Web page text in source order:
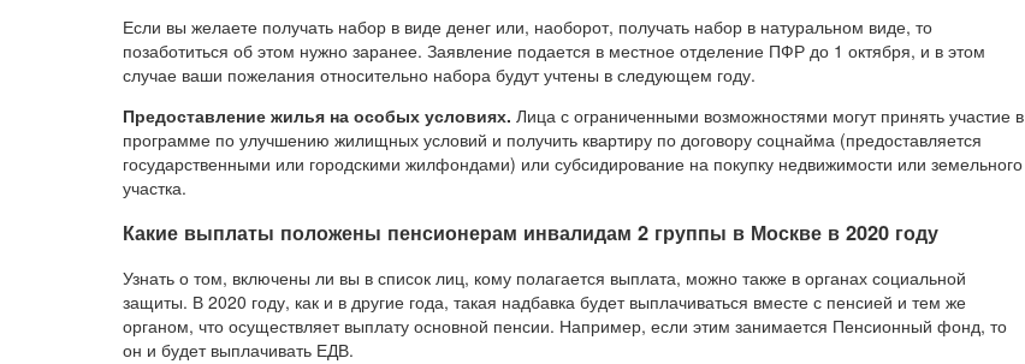
Если вы желаете получать набор в виде денег или, наоборот, получать набор в натуральном виде, то
позаботиться об этом нужно заранее. Заявление подается в местное отделение ПФР до 1 октября, и в этом
случае ваши пожелания относительно набора будут учтены в следующем году.
Предоставление жилья на особых условиях. Лица с ограниченными возможностями могут принять участие в
программе по улучшению жилищных условий и получить квартиру по договору соцнайма (предоставляется
государственными или городскими жилфондами) или субсидирование на покупку недвижимости или земельного
участка.
Какие выплаты положены пенсионерам инвалидам 2 группы в Москве в 2020 году
Узнать о том, включены ли вы в список лиц, кому полагается выплата, можно также в органах социальной
защиты. В 2020 году, как и в другие года, такая надбавка будет выплачиваться вместе с пенсией и тем же
органом, что осуществляет выплату основной пенсии. Например, если этим занимается Пенсионный фонд, то
он и будет выплачивать ЕДВ.